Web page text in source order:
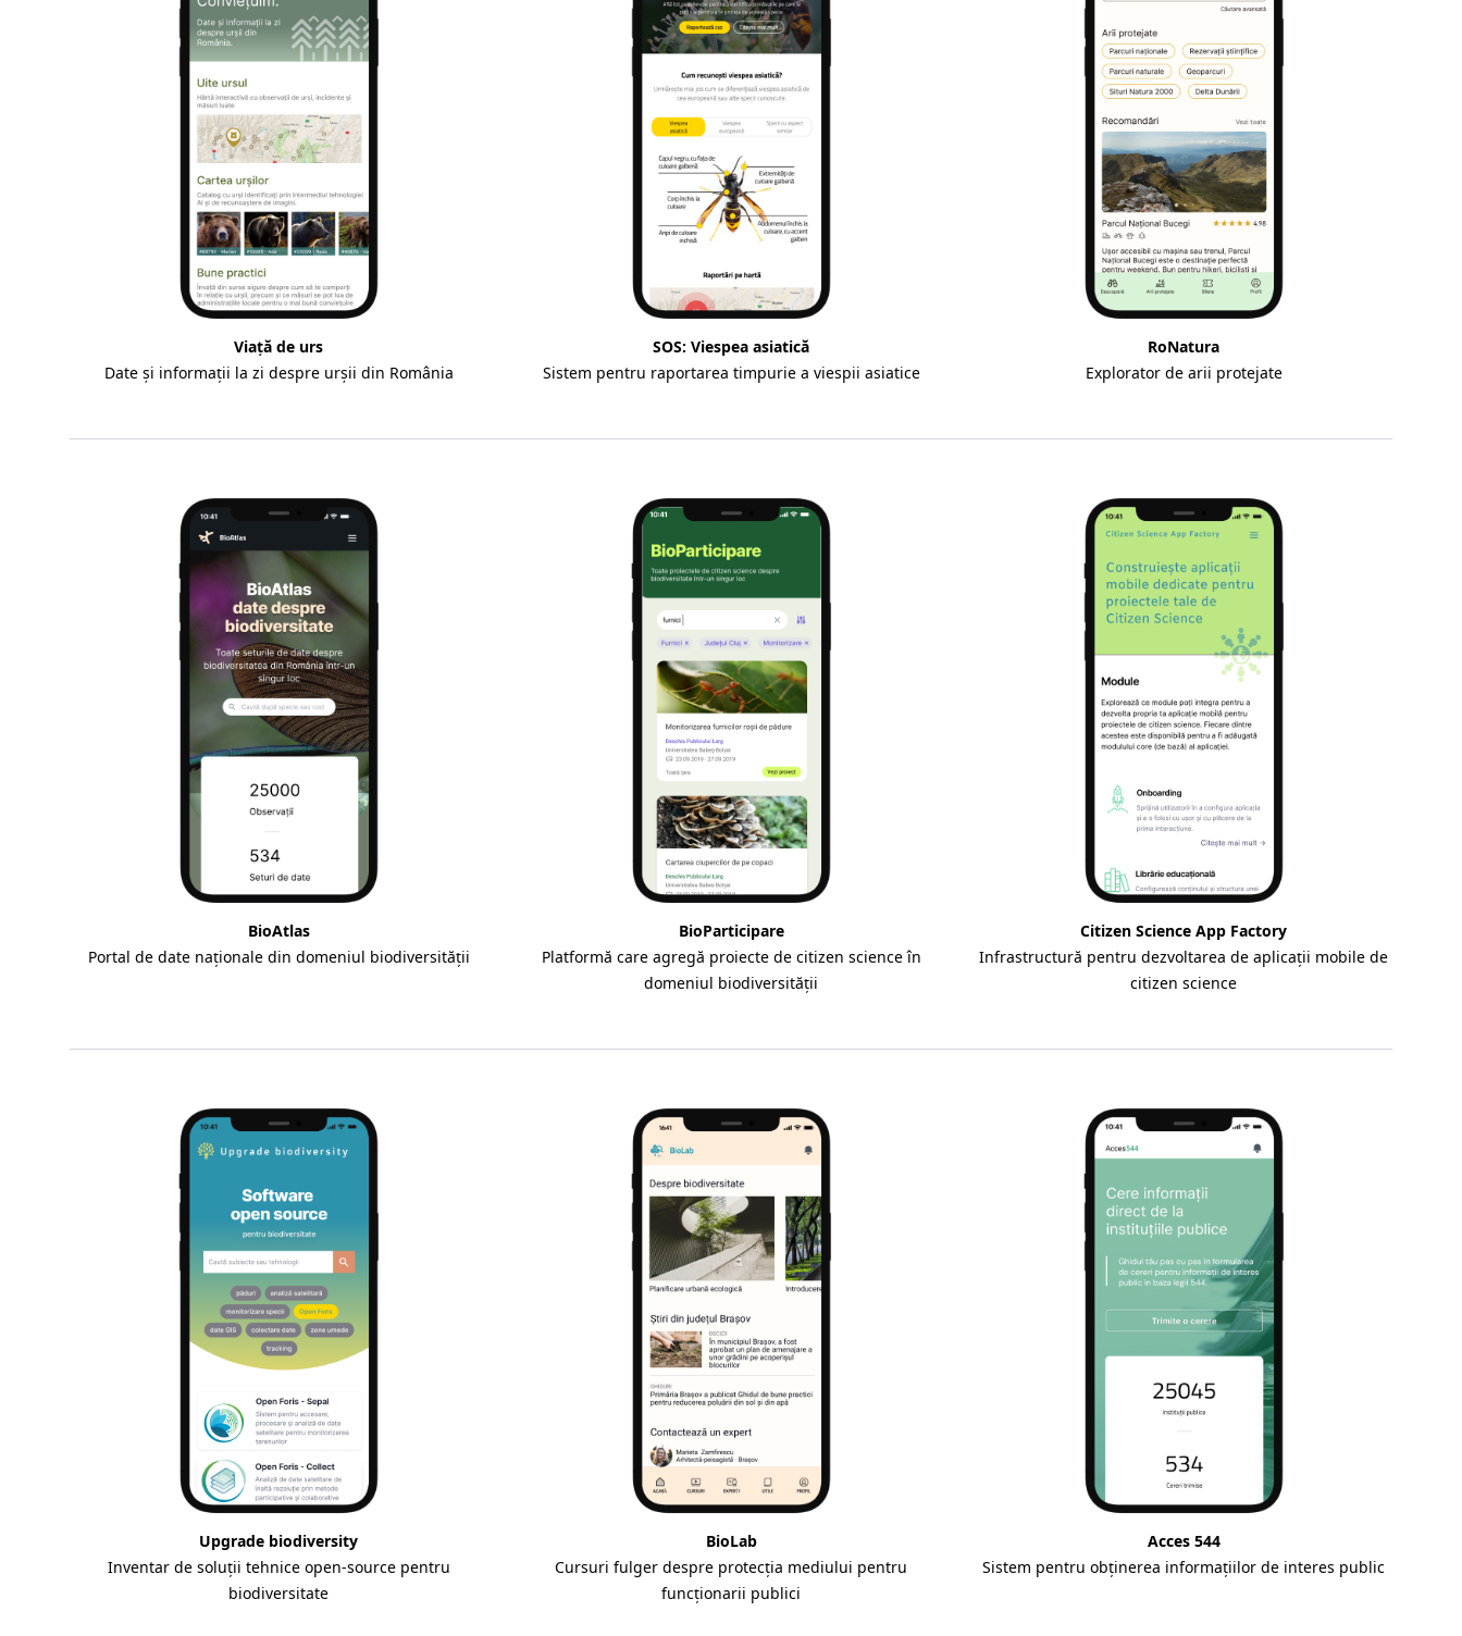
Viață de urs
Date și informații la zi despre urșii din România
SOS: Viespea asiatică
Sistem pentru raportarea timpurie a viespii asiatice
RoNatura
Explorator de arii protejate
BioAtlas
Portal de date naționale din domeniul biodiversității
BioParticipare
Platformă care agregă proiecte de citizen science în
domeniul biodiversității
Citizen Science App Factory
Infrastructură pentru dezvoltarea de aplicații mobile de
citizen science
Upgrade biodiversity
Inventar de soluții tehnice open-source pentru
biodiversitate
BioLab
Cursuri fulger despre protecția mediului pentru
funcționarii publici
Acces 544
Sistem pentru obținerea informațiilor de interes public